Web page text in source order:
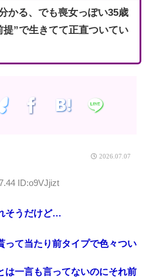
かる、でも喪女っぽい35歳
”で生きてて正直ついてい
2026.07.07
ID:o9VJjizt
そうだけど…
って当たり前タイプで色々つい
は一言も言ってないのにそれ前